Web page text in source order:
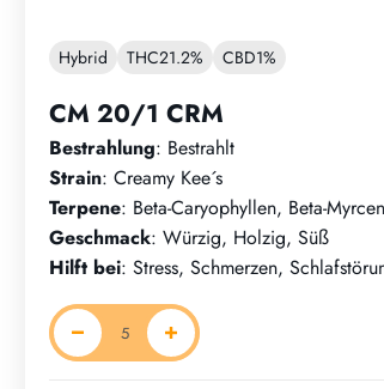
Hybrid THC21.2% CBD1%
CM 20/1 CRM
Bestrahlung: Bestrahlt
Strain: Creamy Kee´s
Terpene: Beta-Caryophyllen, Beta-
Geschmack: Würzig, Holzig, Süß
Hilft bei: Stress, Schmerzen,